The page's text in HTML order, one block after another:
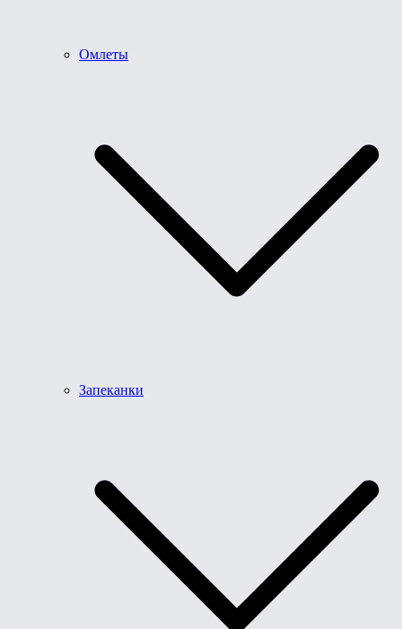
Омлеты
Запеканки